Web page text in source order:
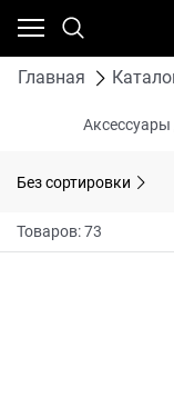
Главная
Без сортировки
Товаров: 73